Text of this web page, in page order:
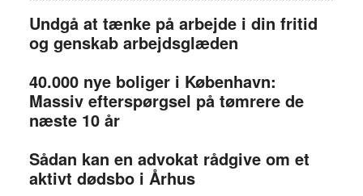
Undgå at tænke på arbejde i din fritid
og genskab arbejdsglæden
40.000 nye boliger i København:
Massiv efterspørgsel på tømrere de
næste 10 år
Sådan kan en advokat rådgive om et
aktivt dødsbo i Århus